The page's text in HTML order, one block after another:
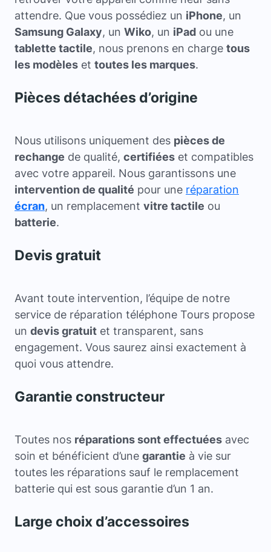
attendre. Que vous possédiez un iPhone, un
Samsung Galaxy, un Wiko, un iPad ou une
tablette tactile, nous prenons en charge tous
les modèles et toutes les marques.
Pièces détachées d’origine
Nous utilisons uniquement des pièces de
rechange de qualité, certifiées et compatibles
avec votre appareil. Nous garantissons une
intervention de qualité pour une réparation
écran, un remplacement vitre tactile ou
batterie.
Devis gratuit
Avant toute intervention, l’équipe de notre
service de réparation téléphone Tours propose
un devis gratuit et transparent, sans
engagement. Vous saurez ainsi exactement à
quoi vous attendre.
Garantie constructeur
Toutes nos réparations sont effectuées avec
soin et bénéficient d’une garantie à vie sur
toutes les réparations sauf le remplacement
batterie qui est sous garantie d’un 1 an.
Large choix d’accessoires